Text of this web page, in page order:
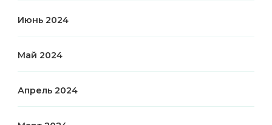
Июнь 2024
Май 2024
Апрель 2024